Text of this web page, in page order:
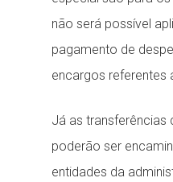
não será possível
pagamento de
encargos referentes
Já as transferências
poderão ser
entidades da